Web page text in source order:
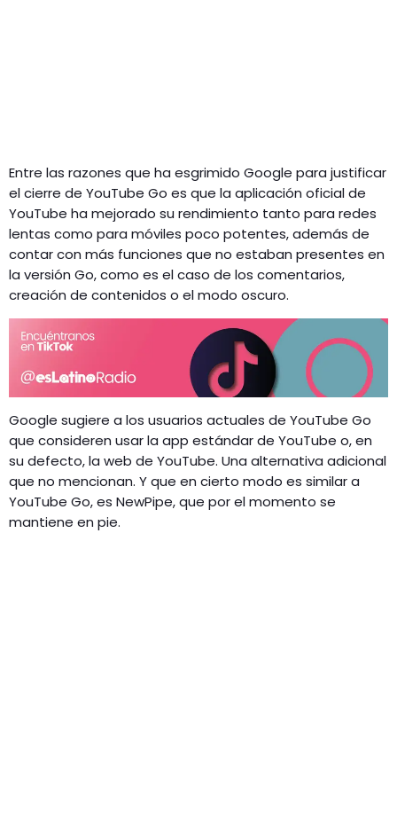
Entre las razones que ha esgrimido Google para justificar
el cierre de YouTube Go es que la aplicación oficial de
YouTube ha mejorado su rendimiento tanto para redes
lentas como para móviles poco potentes, además de
contar con más funciones que no estaban presentes en
la versión Go, como es el caso de los comentarios,
creación de contenidos o el modo oscuro.
Google sugiere a los usuarios actuales de YouTube Go
que consideren usar la app estándar de YouTube o, en
su defecto, la web de YouTube. Una alternativa adicional
que no mencionan. Y que en cierto modo es similar a
YouTube Go, es NewPipe, que por el momento se
mantiene en pie.